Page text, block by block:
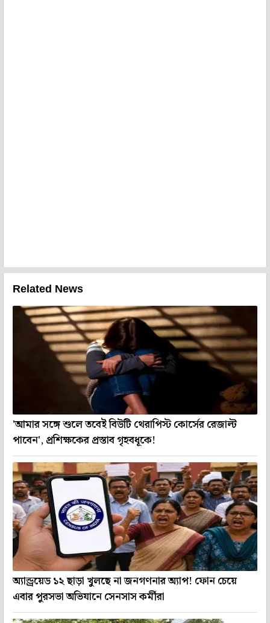
Related News
'আমার সঙ্গে শুলে তবেই বিউটি থেরাপিস্ট কোর্সের রেজাল্ট
পাবেন', প্রশিক্ষকের প্রস্তাব গৃহবধূকে!
অ্যান্ড্রয়েড ১২ ছাড়া খুলছে না জনগণনার অ্যাপ! ফোন চেয়ে
এবার পুরসভা অভিযানে সেনসাস কর্মীরা